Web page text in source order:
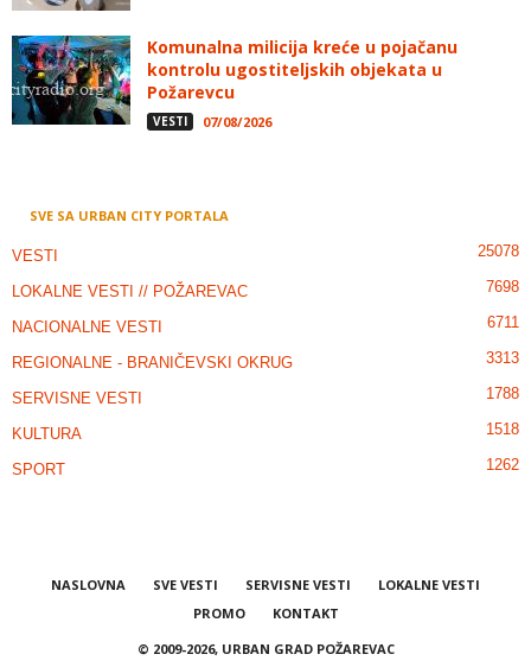
Komunalna milicija kreće u pojačanu
kontrolu ugostiteljskih objekata u
Požarevcu
VESTI 07/08/2026
SVE SA URBAN CITY PORTALA
VESTI 25078
LOKALNE VESTI // POŽAREVAC 7698
NACIONALNE VESTI 6711
REGIONALNE - BRANIČEVSKI OKRUG 3313
SERVISNE VESTI 1788
KULTURA 1518
SPORT 1262
NASLOVNA SVE VESTI SERVISNE VESTI
LOKALNE VESTI
PROMO
KONTAKT
© 2009-2026, URBAN GRAD POŽAREVAC